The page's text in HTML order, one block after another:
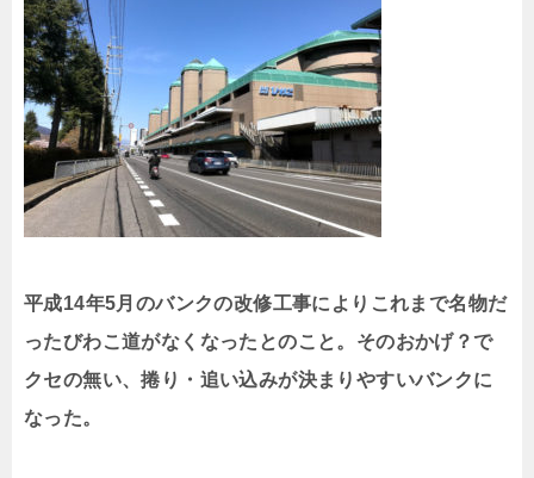
平成14年5月のバンクの改修工事によりこれまで名物だ
ったびわこ道がなくなったとのこと。そのおかげ？で
クセの無い、捲り・追い込みが決まりやすいバンクに
なった。